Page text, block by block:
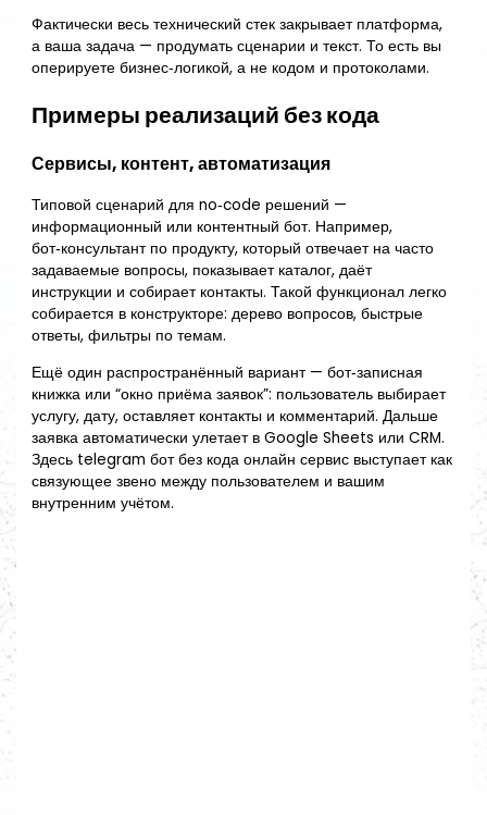
Фактически весь технический стек закрывает платформа,
а ваша задача — продумать сценарии и текст. То есть вы
оперируете бизнес‑логикой, а не кодом и протоколами.
Примеры реализаций без кода
Сервисы, контент, автоматизация
Типовой сценарий для no‑code решений —
информационный или контентный бот. Например,
бот‑консультант по продукту, который отвечает на часто
задаваемые вопросы, показывает каталог, даёт
инструкции и собирает контакты. Такой функционал легко
собирается в конструкторе: дерево вопросов, быстрые
ответы, фильтры по темам.
Ещё один распространённый вариант — бот‑записная
книжка или “окно приёма заявок”: пользователь выбирает
услугу, дату, оставляет контакты и комментарий. Дальше
заявка автоматически улетает в Google Sheets или CRM.
Здесь telegram бот без кода онлайн сервис выступает как
связующее звено между пользователем и вашим
внутренним учётом.